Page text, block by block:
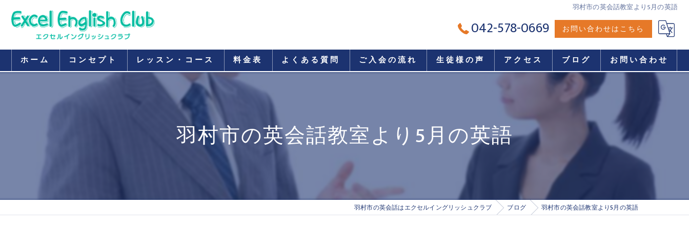
羽村市の英会話教室より5月の英語
042-578-0669 お問い合わせはこちら
ホーム コンセプト レッスン・コース 料金表 よくある質問 ご入会の流れ 生徒様の声 アクセス ブログ お問い合わせ
羽村市の英会話教室より5月の英語
羽村市の英会話はエクセルイングリッシュクラブ ブログ 羽村市の英会話教室より5月の英語